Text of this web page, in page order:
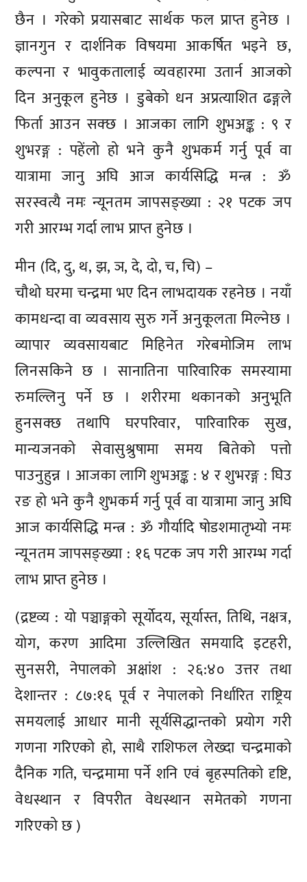
छैन । गरेको प्रयासबाट सार्थक फल प्राप्त हुनेछ ।
ज्ञानगुन र दार्शनिक विषयमा आकर्षित भइने छ,
कल्पना र भावुकतालाई व्यवहारमा उतार्न आजको
दिन अनुकूल हुनेछ । डुबेको धन अप्रत्याशित ढङ्गले
फिर्ता आउन सक्छ । आजका लागि शुभअङ्क : ९ र
शुभरङ्ग : पहेंलो हो भने कुनै शुभकर्म गर्नु पूर्व वा
यात्रामा जानु अघि आज कार्यसिद्धि मन्त्र : ॐ
सरस्वत्यै नमः न्यूनतम जापसङ्ख्या : २१ पटक जप
गरी आरम्भ गर्दा लाभ प्राप्त हुनेछ ।
मीन (दि, दु, थ, झ, ञ, दे, दो, च, चि) –
चौथो घरमा चन्द्रमा भए दिन लाभदायक रहनेछ । नयाँ
कामधन्दा वा व्यवसाय सुरु गर्ने अनुकूलता मिल्नेछ ।
व्यापार व्यवसायबाट मिहिनेत गरेबमोजिम लाभ
लिनसकिने छ । सानातिना पारिवारिक समस्यामा
रुमल्लिनु पर्ने छ । शरीरमा थकानको अनुभूति
हुनसक्छ तथापि घरपरिवार, पारिवारिक सुख,
मान्यजनको सेवासुश्रुषामा समय बितेको पत्तो
पाउनुहुन्न । आजका लागि शुभअङ्क : ४ र शुभरङ्ग : घिउ
रङ हो भने कुनै शुभकर्म गर्नु पूर्व वा यात्रामा जानु अघि
आज कार्यसिद्धि मन्त्र : ॐ गौर्यादि षोडशमातृभ्यो नमः
न्यूनतम जापसङ्ख्या : १६ पटक जप गरी आरम्भ गर्दा
लाभ प्राप्त हुनेछ ।
(द्रष्टव्य : यो पञ्चाङ्गको सूर्योदय, सूर्यास्त, तिथि, नक्षत्र,
योग, करण आदिमा उल्लिखित समयादि इटहरी,
सुनसरी, नेपालको अक्षांश : २६:४० उत्तर तथा
देशान्तर : ८७:१६ पूर्व र नेपालको निर्धारित राष्ट्रिय
समयलाई आधार मानी सूर्यसिद्धान्तको प्रयोग गरी
गणना गरिएको हो, साथै राशिफल लेख्दा चन्द्रमाको
दैनिक गति, चन्द्रमामा पर्ने शनि एवं बृहस्पतिको दृष्टि,
वेधस्थान र विपरीत वेधस्थान समेतको गणना
गरिएको छ )